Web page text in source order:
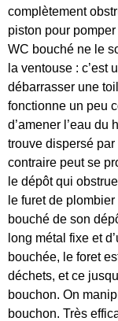
complètement
piston pour
WC bouché ne le
la ventouse : c’est
débarrasser une
fonctionne un peu
d’amener l’eau du
trouve dispersé par
contraire peut se
le dépôt qui
le furet de
bouché de son
long métal fixe et
bouchée, le foret
déchets, et ce
bouchon. On
bouchon. Très